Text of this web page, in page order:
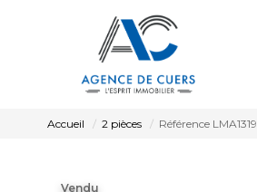
Accueil 2 pièces Référence LMA1319
Vendu